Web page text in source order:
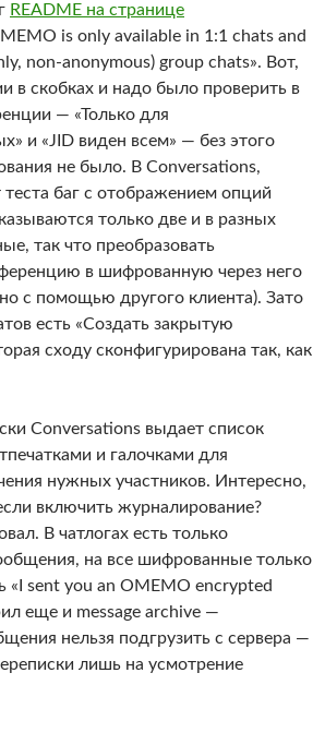
README на странице
is only available in 1:1 chats and
non-anonymous) group chats». Вот,
в скобках и надо было проверить в
— «Только для
и «JID виден всем» — без этого
не было. В Conversations,
баг с отображением опций
только две и в разных
так что преобразовать
в шифрованную через него
с помощью другого клиента). Зато
есть «Создать закрытую
сходу сконфигурирована так, как
Conversations выдает список
и галочками для
нужных участников. Интересно,
включить журналирование?
В чатлогах есть только
на все шифрованные только
«I sent you an OMEMO encrypted
еще и message archive —
нельзя подгрузить с сервера —
лишь на усмотрение